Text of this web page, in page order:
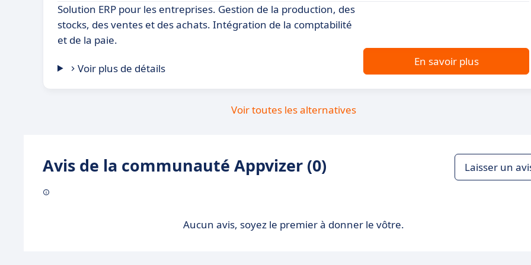
Solution ERP pour les entreprises. Gestion de la production, des
stocks, des ventes et des achats. Intégration de la comptabilité
et de la paie.
Voir plus de détails
En savoir plus
Voir toutes les alternatives
Avis de la communauté Appvizer (0) Laisser un
Aucun avis, soyez le premier à donner le vôtre.